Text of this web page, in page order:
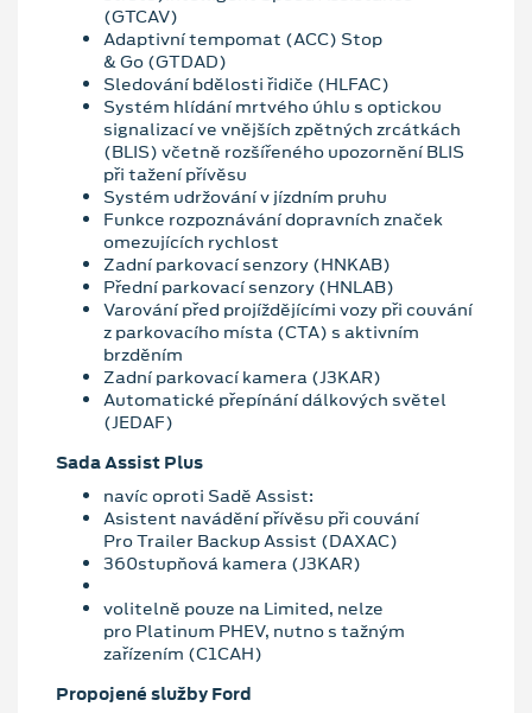
(GTCAV)
Adaptivní tempomat (ACC) Stop
& Go (GTDAD)
Sledování bdělosti řidiče (HLFAC)
Systém hlídání mrtvého úhlu s optickou
signalizací ve vnějších zpětných zrcátkách
(BLIS) včetně rozšířeného upozornění BLIS
při tažení přívěsu
Systém udržování v jízdním pruhu
Funkce rozpoznávání dopravních značek
omezujících rychlost
Zadní parkovací senzory (HNKAB)
Přední parkovací senzory (HNLAB)
Varování před projíždějícími vozy při couvání
z parkovacího místa (CTA) s aktivním
brzděním
Zadní parkovací kamera (J3KAR)
Automatické přepínání dálkových světel
(JEDAF)
Sada Assist Plus
navíc oproti Sadě Assist:
Asistent navádění přívěsu při couvání
Pro Trailer Backup Assist (DAXAC)
360stupňová kamera (J3KAR)
volitelně pouze na Limited, nelze
pro Platinum PHEV, nutno s tažným
zařízením (C1CAH)
Propojené služby Ford